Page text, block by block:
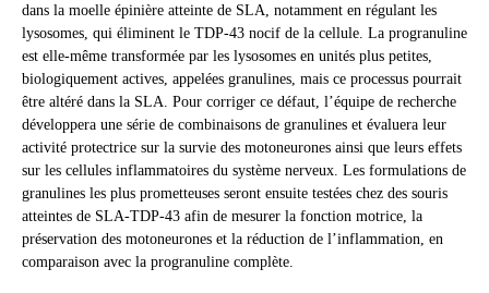
dans la moelle épinière atteinte de SLA, notamment en régulant les
lysosomes, qui éliminent le TDP-43 nocif de la cellule. La progranuline
est elle-même transformée par les lysosomes en unités plus petites,
biologiquement actives, appelées granulines, mais ce processus pourrait
être altéré dans la SLA. Pour corriger ce défaut, l’équipe de recherche
développera une série de combinaisons de granulines et évaluera leur
activité protectrice sur la survie des motoneurones ainsi que leurs effets
sur les cellules inflammatoires du système nerveux. Les formulations de
granulines les plus prometteuses seront ensuite testées chez des souris
atteintes de SLA-TDP-43 afin de mesurer la fonction motrice, la
préservation des motoneurones et la réduction de l’inflammation, en
comparaison avec la progranuline complète.